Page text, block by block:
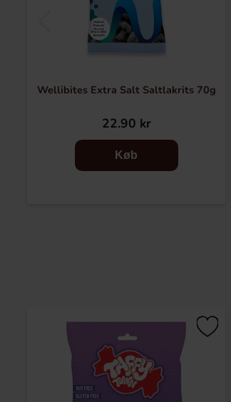
Wellibites Extra Salt Saltlakrits 70g
22.90 kr
Køb